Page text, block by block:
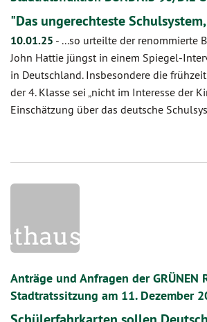
"Das ungerechteste
10.01.25 - ...so urteilte der renommierte
John Hattie jüngst in einem Spiegel-
in Deutschland. Insbesondere die
der 4. Klasse sei „nicht im Interesse der
Einschätzung über das deutsche
Anträge und Anfragen der GRÜNEN
Stadtratssitzung am 11. Dezember